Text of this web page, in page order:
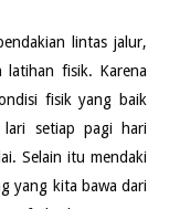
lintas jalur,
latihan fisik. Karena
fisik yang baik
setiap pagi hari
Selain itu mendaki
yang kita bawa dari